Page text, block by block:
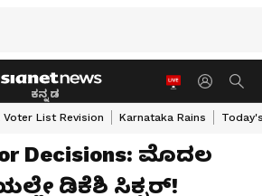
ಕನ್ನಡ
Voter List Revision Karnataka Rains
Decisions: ಮೊದಲ
ಡಿಕೆಶಿ ಸಿಕ್ಸರ್‌!